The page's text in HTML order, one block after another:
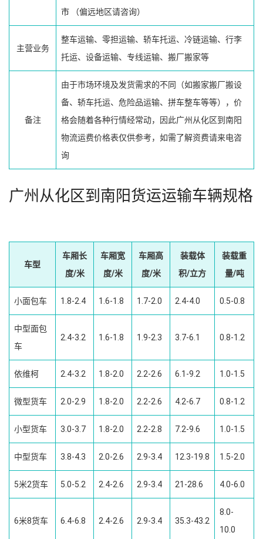
市 （偏远地区请咨询）
主营业务
整车运输、零担运输、轿车托运、冷链运输、行李
托运、设备运输、专线运输、搬厂搬家等
备注
由于市场环境及发货需求的不同（如搬家搬厂搬设
备、轿车托运、危险品运输、拼车整车等等），价
格会随着各种行情经常动，因此广州从化区到南阳
物流运费价格表仅供参考，如需了解资费请来电咨
询
广州从化区到南阳货运运输车辆规格
车型
车厢长
度/米
车厢宽
度/米
车厢高
度/米
装载体
积/立方
装载重
量/吨
小面包车 1.8-2.4 1.6-1.8 1.7-2.0 2.4-4.0 0.5-0.8
中型面包
车
2.4-3.2 1.6-1.8 1.9-2.3 3.7-6.1 0.8-1.2
依维柯 2.4-3.2 1.8-2.0 2.2-2.6 6.1-9.2 1.0-1.5
微型货车 2.0-2.9 1.8-2.0 2.2-2.6 4.2-6.7 0.8-1.2
小型货车 3.0-3.7 1.8-2.0 2.2-2.8 7.2-9.6 1.0-1.5
中型货车 3.8-4.3 2.0-2.6 2.9-3.4 12.3-19.8 1.5-2.0
5米2货车 5.0-5.2 2.4-2.6 2.9-3.4 21-28.6 4.0-6.0
6米8货车 6.4-6.8 2.4-2.6 2.9-3.4 35.3-43.2
8.0-
10.0